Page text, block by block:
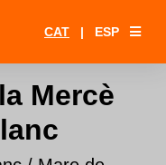
CAT | ESP
Mercè